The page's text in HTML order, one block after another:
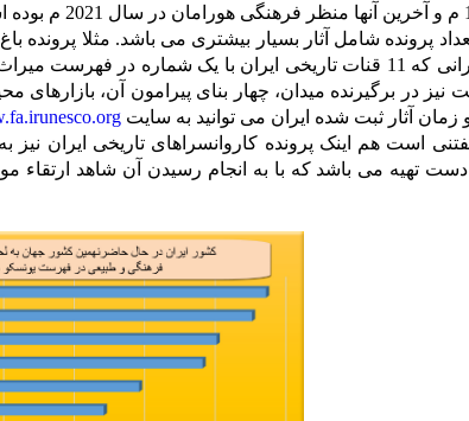
قناتهای ایرانی که 11 قنات تاریخی ایران با یک شماره
نیز در برگیرنده میدان، چهار بنای پیرامون آن،
زمان آثار ثبت شده ایران می توانید به سایت
است هم اینک پرونده کاروانسراهای تاریخی ایران
تهیه می باشد که با به انجام رسیدن آن شاهد ارتقاء